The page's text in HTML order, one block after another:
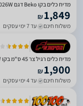
מדיח כלים בקו Beko דגם DVS05026W
₪1,849
משלוח חינם עד 7 ימי עסקים
מדיח כלים רגיל צר 45 ס"מ בקו DVS05026W לבן
₪1,900
משלוח חינם עד 4 ימי עסקים